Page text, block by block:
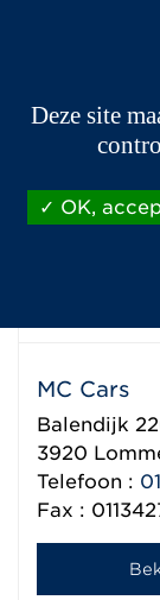
Garage
Sint-
Telefoon :
Fax :
MC Cars
Balendijk
3920
Telefoon :
Fax :
Deze site
OK,